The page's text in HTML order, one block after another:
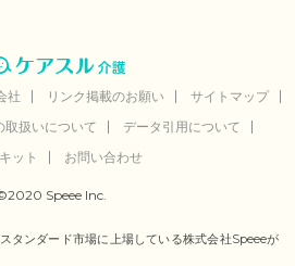
社 リンク掲載のお願い
サイトマップ
取扱いについて
データ引用について
ット
お問い合わせ
Speee Inc.
タンダード市場に上場している株式会社Speeeが